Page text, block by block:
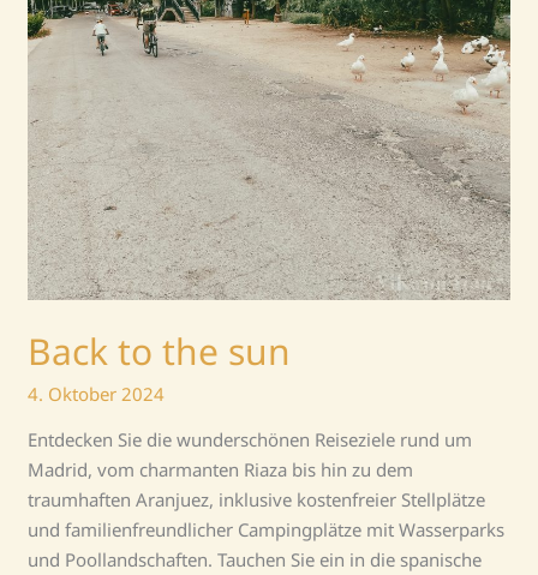
Back to the sun
4. Oktober 2024
Entdecken Sie die wunderschönen Reiseziele rund um
Madrid, vom charmanten Riaza bis hin zu dem
traumhaften Aranjuez, inklusive kostenfreier Stellplätze
und familienfreundlicher Campingplätze mit Wasserparks
und Poollandschaften. Tauchen Sie ein in die spanische